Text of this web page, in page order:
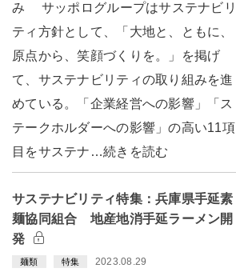
み サッポログループはサステナビリ
ティ方針として、「大地と、ともに、
原点から、笑顔づくりを。」を掲げ
て、サステナビリティの取り組みを進
めている。「企業経営への影響」「ス
テークホルダーへの影響」の高い11項
目をサステナ…続きを読む
サステナビリティ特集：兵庫県手延素
麺協同組合 地産地消手延ラーメン開
発
麺類 特集 2023.08.29